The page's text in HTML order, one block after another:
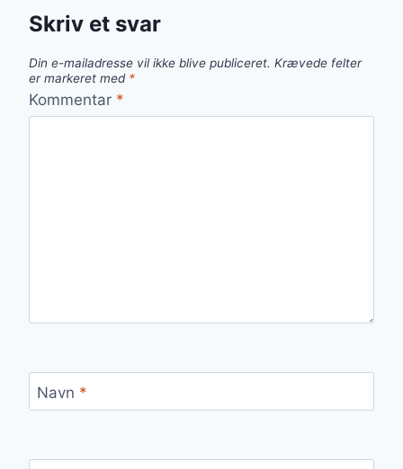
Skriv et svar
Din e-mailadresse vil ikke blive publiceret. Krævede felter
er markeret med *
Kommentar *
Navn *